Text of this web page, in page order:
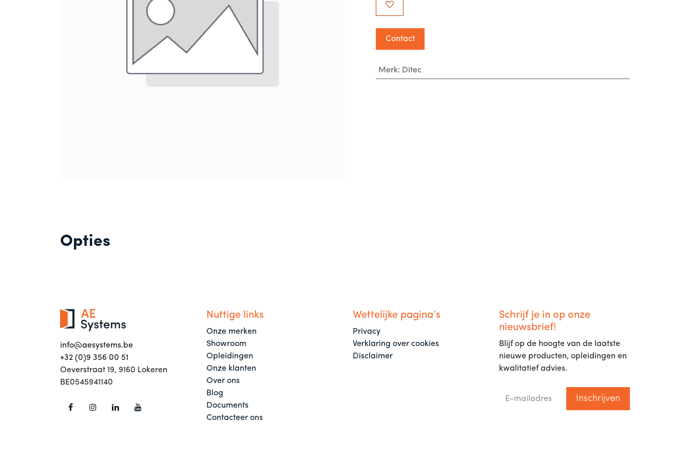
Contact
Merk: Ditec
Opties
info@aesystems.be
+32 (0)9 356 00 51
Oeverstraat 19, 9160 Lokeren
BE0545941140
Nuttige links
Onze merken
Showroom
Opleidingen
Onze klanten
Over ons
Blog
Documents
Contacteer ons
Wettelijke pagina’s
Privacy
Verklaring over cookies
Disclaimer
Schrijf je in op onze
nieuwsbrief!
Blijf op de hoogte van de laatste
nieuwe producten, opleidingen en
kwalitatief advies.
Inschrijven